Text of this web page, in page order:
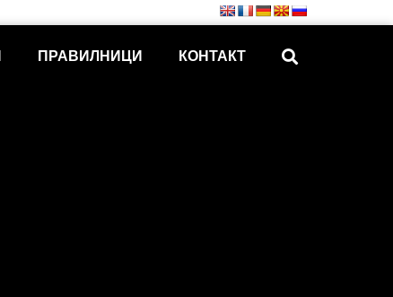
ПРАВИЛНИЦИ КОНТАКТ